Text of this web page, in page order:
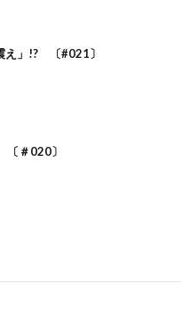
え」!? 〔#021〕
＃020〕